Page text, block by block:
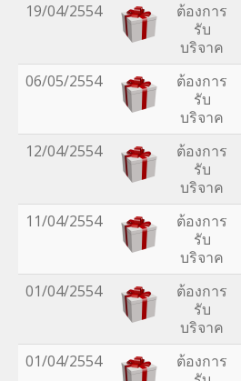
19/04/2554
ต้องการ
รับ
บริจาค
06/05/2554
ต้องการ
รับ
บริจาค
12/04/2554
ต้องการ
รับ
บริจาค
11/04/2554
ต้องการ
รับ
บริจาค
01/04/2554
ต้องการ
รับ
บริจาค
01/04/2554
ต้องการ